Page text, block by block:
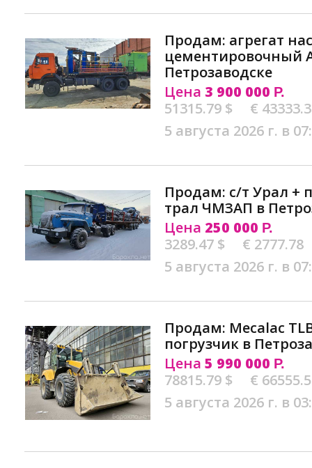
Продам: агрегат
цементировочный
Петрозаводске
Цена 3 900 000 Р.
51315.79 $
€
5 августа 2026 г. в
Продам: с/т Урал +
трал ЧМЗАП в
Цена 250 000 Р.
3289.47 $
€ 2777.78
5 августа 2026 г. в
Продам: Mecalac
погрузчик в
Цена 5 990 000 Р.
78815.79 $
€
5 августа 2026 г. в